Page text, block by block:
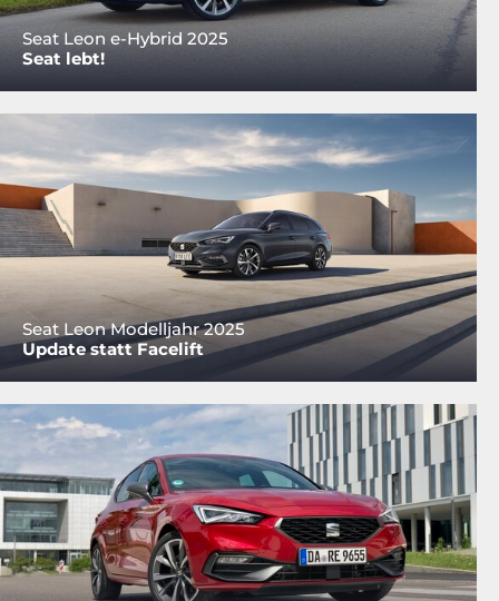
Seat Leon e-Hybrid 2025
Seat lebt!
Seat Leon Modelljahr 2025
Update statt Facelift